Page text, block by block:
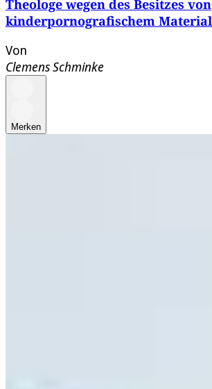
Theologe wegen des Besitzes von
kinderpornografischem
Von
Clemens Schminke
Merken